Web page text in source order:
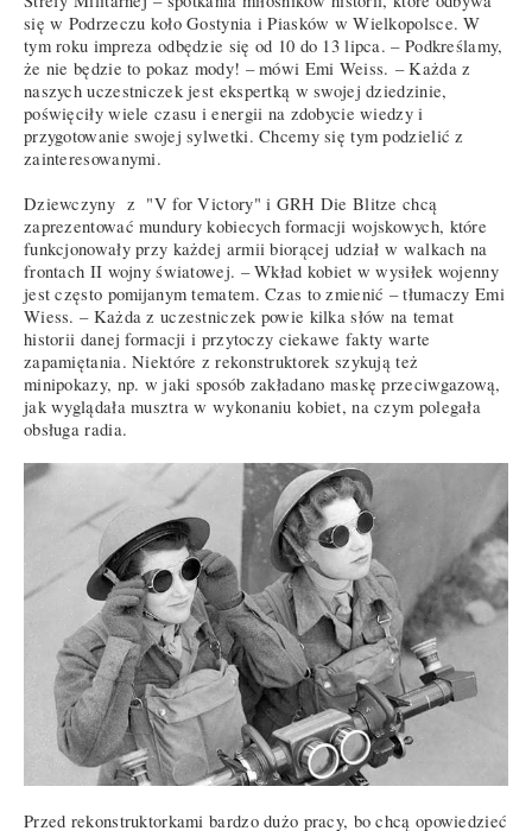
się w Podrzeczu koło Gostynia i Piasków w Wielkopolsce. W
tym roku impreza odbędzie się od 10 do 13 lipca. – Podkreślamy,
że nie będzie to pokaz mody! – mówi Emi Weiss. – Każda z
naszych uczestniczek jest ekspertką w swojej dziedzinie,
poświęciły wiele czasu i energii na zdobycie wiedzy i
przygotowanie swojej sylwetki. Chcemy się tym podzielić z
zainteresowanymi.
Dziewczyny z "V for Victory" i GRH Die Blitze chcą
zaprezentować mundury kobiecych formacji wojskowych, które
funkcjonowały przy każdej armii biorącej udział w walkach na
frontach II wojny światowej. – Wkład kobiet w wysiłek wojenny
jest często pomijanym tematem. Czas to zmienić – tłumaczy Emi
Wiess. – Każda z uczestniczek powie kilka słów na temat
historii danej formacji i przytoczy ciekawe fakty warte
zapamiętania. Niektóre z rekonstruktorek szykują też
minipokazy, np. w jaki sposób zakładano maskę przeciwgazową,
jak wyglądała musztra w wykonaniu kobiet, na czym polegała
obsługa radia.
Przed rekonstruktorkami bardzo dużo pracy, bo chcą opowiedzieć